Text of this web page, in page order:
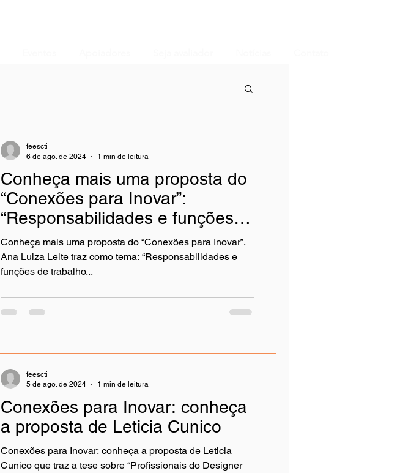
Conheça mais uma proposta do
“Conexões para Inovar”:
“Responsabilidades e funções
de trabalho concorrentes
durante a pandemia: estudo de
caso comparativo entre Brasil"
Conheça mais uma proposta do “Conexões para Inovar”.
Ana Luiza Leite traz como tema: “Responsabilidades e
funções de trabalho...
feescti
6 de ago. de 2024
1 min de leitura
Conexões para Inovar: conheça
a proposta de Leticia Cunico
Conexões para Inovar: conheça a proposta de Leticia
Cunico que traz a tese sobre “Profissionais do Designer
feescti
5 de ago. de 2024
1 min de leitura